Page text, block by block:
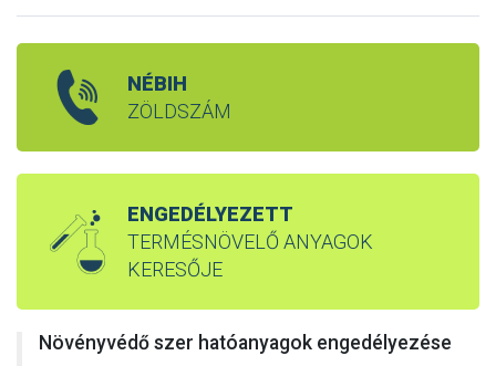
NÉBIH
ZÖLDSZÁM
ENGEDÉLYEZETT
TERMÉSNÖVELŐ ANYAGOK
KERESŐJE
Növényvédő szer hatóanyagok engedélyezése